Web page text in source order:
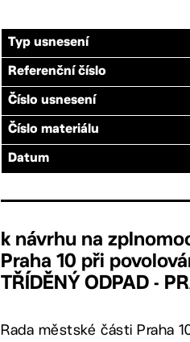
Typ usnesení
Referenční číslo
Číslo usnesení
Číslo materiálu
Datum
k návrhu na
Praha 10 při
TŘÍDĚNÝ ODPAD -
Rada městské části Praha